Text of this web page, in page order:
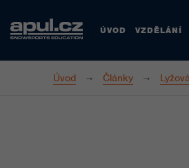
ÚVOD VZDĚLÁNÍ
Úvod Články